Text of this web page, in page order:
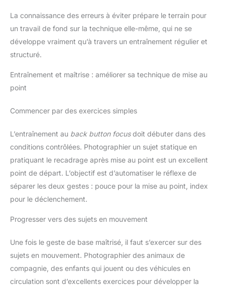
La connaissance des erreurs à éviter prépare le terrain pour
un travail de fond sur la technique elle-même, qui ne se
développe vraiment qu’à travers un entraînement régulier et
structuré.
Entraînement et maîtrise : améliorer sa technique de mise au
point
Commencer par des exercices simples
L’entraînement au back button focusdoit débuter dans des
conditions contrôlées. Photographier un sujet statique en
pratiquant le recadrage après mise au point est un excellent
point de départ. L’objectif est d’automatiser le réflexe de
séparer les deux gestes : pouce pour la mise au point, index
pour le déclenchement.
Progresser vers des sujets en mouvement
Une fois le geste de base maîtrisé, il faut s’exercer sur des
sujets en mouvement. Photographier des animaux de
compagnie, des enfants qui jouent ou des véhicules en
circulation sont d’excellents exercices pour développer la